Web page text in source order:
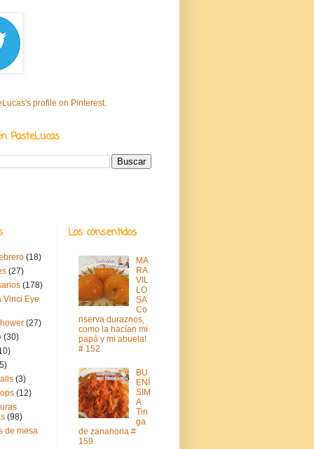
profile on Pinterest.
PasteLucas
(18)
(27)
(178)
Vinci Eye
(27)
(30)
(3)
(12)
(98)
de mesa
Los consentidos
MA
RA
VIL
LO
SA
Co
nserva duraznos,
como la hacían mi
papá y mi abuela!
# 152
BU
ENÍ
SIM
A
Tin
ga
de zanahoria #
159